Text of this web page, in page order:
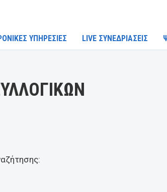
ΥΠΗΡΕΣΙΕΣ LIVE ΣΥΝΕΔΡΙΑΣΕΙΣ